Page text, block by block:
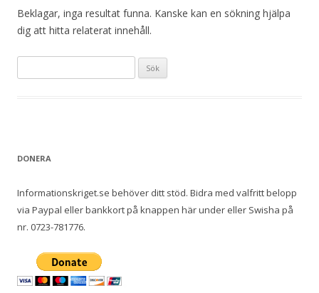
Beklagar, inga resultat funna. Kanske kan en sökning hjälpa
dig att hitta relaterat innehåll.
efter:
DONERA
Informationskriget.se behöver ditt stöd. Bidra med valfritt belopp
via Paypal eller bankkort på knappen här under eller Swisha på
nr. 0723-781776.